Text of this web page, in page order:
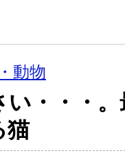
動物
・・・
猫